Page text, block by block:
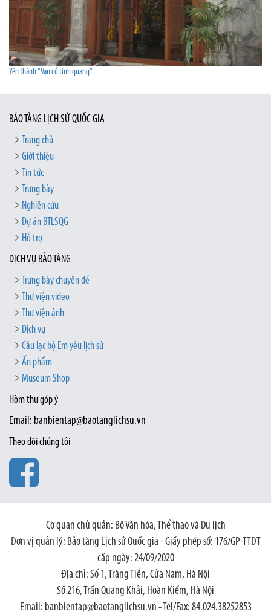
Yên Thành "Vạn cổ tinh quang"
BẢO TÀNG LỊCH SỬ QUỐC GIA
Trang chủ
Giới thiệu
Tin tức
Trưng bày
Nghiên cứu
Dự án BTLSQG
Hỗ trợ
DỊCH VỤ BẢO TÀNG
Trưng bày chuyên đề
Thư viện video
Thư viện ảnh
Dịch vụ
Câu lạc bộ Em yêu lịch sử
Ấn phẩm
Museum Shop
Hòm thư góp ý
Email: banbientap@baotanglichsu.vn
Theo dõi chúng tôi
Cơ quan chủ quản: Bộ Văn hóa, Thể thao và Du lịch
Đơn vị quản lý: Bảo tàng Lịch sử Quốc gia - Giấy phép số: 176/GP-TTĐT
cấp ngày: 24/09/2020
Địa chỉ: Số 1, Tràng Tiền, Cửa Nam, Hà Nội
Số 216, Trần Quang Khải, Hoàn Kiếm, Hà Nội
Email: banbientap@baotanglichsu.vn - Tel/Fax: 84.024.38252853